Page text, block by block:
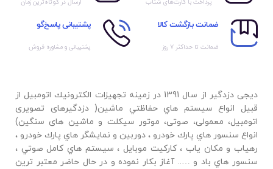
پرداخت با کارت‌های شتاب ارسال در کوتاه‌ترین زمان
ضمانت بازگشت کالا
ضمانت تا حداکثر ۷ روز
پشتیبانی پاسخ‌گو
پشتیبانی و مشاوره فروش
دیجی دزدگیر از سال 1391 در زمينه تجهيزات الكترونيك اتومبیل از
قبيل انواع سيستم هاي حفاظتي ماشین( دزدگيرهای تصویری
اتومبیل، معمولی، صوتی، موتور سیکلت و ماشین های سنگین)
انواع سنسور هاي پارك خودرو ، دوربين و نمايشگر هاي پارك خودرو ،
رهياب و مكان ياب ، كاركيت موبايل ، سيستم هاي كامل صوتي ،
سنسور هاي باد و ….. آغاز بكار نموده و در حال حاضر معتبر ترين